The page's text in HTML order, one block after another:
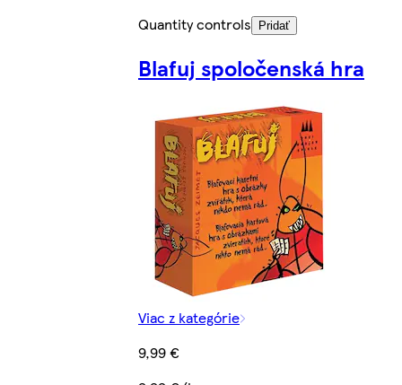
Quantity controls
Pridať
Blafuj spoločenská hra
Viac z kategórie
9,99 €